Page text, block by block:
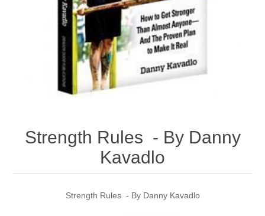
Strength Rules - By Danny
Kavadlo
Strength Rules - By Danny Kavadlo